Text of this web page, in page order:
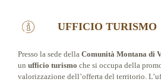
UFFICIO TURISMO
Presso la sede della Comunità Montana di
un ufficio turismo che si occupa della
valorizzazione dell’offerta del territorio.